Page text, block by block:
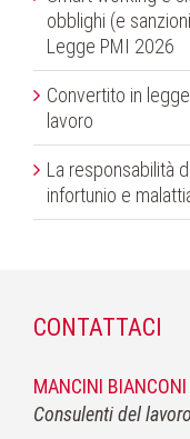
obblighi (e
Legge PMI 2026
Convertito in
lavoro
La responsabilità
infortunio e
CONTATTACI
MANCINI BIANCONI
Consulenti del